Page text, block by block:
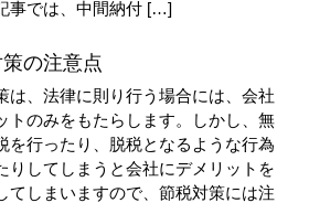
事では、中間納付 […]
の注意点
は、法律に則り行う場合には、会社
トのみをもたらします。しかし、無
を行ったり、脱税となるような行為
りしてしまうと会社にデメリットを
てしまいますので、節税対策には注